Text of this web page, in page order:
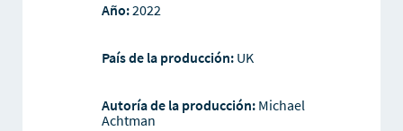
Año:2022
País de la producción: UK
Autoría de la producción: Michael
Achtman